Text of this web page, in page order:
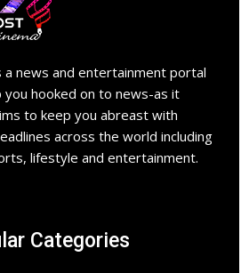
a news and entertainment portal
hooked on to news-as it
to keep you abreast with
across the world including
lifestyle and entertainment.
Categories